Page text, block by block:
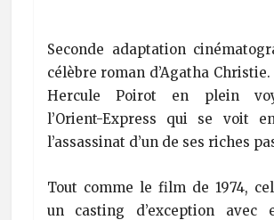
Seconde adaptation
célèbre roman d’Agatha
Hercule Poirot en plein
l’Orient-Express qui se voit
l’assassinat d’un de ses riches
Tout comme le film de 1974,
un casting d’exception avec